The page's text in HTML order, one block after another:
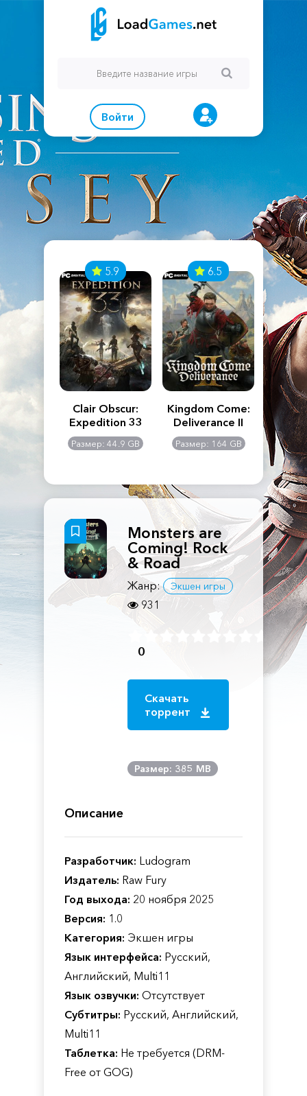
Войти
Creed
5.9
Clair Obscur:
Expedition 33
Размер: 44.9 GB
6.5
Kingdom Come:
Deliverance II
Размер: 164 GB
The
Monsters are
Coming! Rock
& Road
Жанр: Экшен игры
931
0
Скачать
торрент
Размер: 385 MB
Описание
Разработчик: Ludogram
Издатель: Raw Fury
Год выхода: 20 ноября 2025
Версия: 1.0
Категория: Экшен игры
Язык интерфейса: Русский,
Английский, Multi11
Язык озвучки: Отсутствует
Субтитры: Русский, Английский,
Multi11
Таблетка: Не требуется (DRM-
Free от GOG)